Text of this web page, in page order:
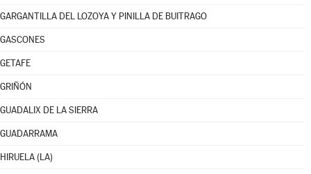
GARGANTILLA DEL LOZOYA Y PINILLA DE BUITRAGO
GASCONES
GETAFE
GRIÑÓN
GUADALIX DE LA SIERRA
GUADARRAMA
HIRUELA (LA)